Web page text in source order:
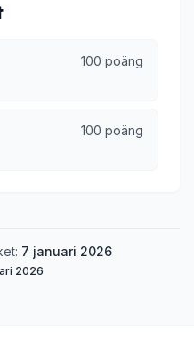
100 poäng
100 poäng
7 januari 2026
2026